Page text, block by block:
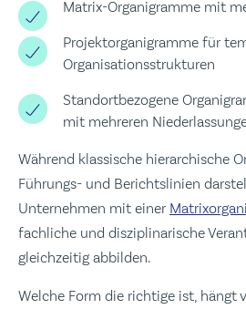
Matrix-Organigramme mit
Projektorganigramme für
Organisationsstrukturen
Standortbezogene
mit mehreren
Während klassische hierarchische
Führungs- und Berichtslinien
Unternehmen mit einer
fachliche und disziplinarische
gleichzeitig abbilden.
Welche Form die richtige ist, hängt